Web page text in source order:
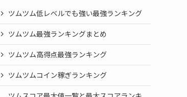
ツムツム低レベルでも強い最強ランキング
ツムツム最強ランキングまとめ
ツムツム高得点最強ランキング
ツムツムコイン稼ぎランキング